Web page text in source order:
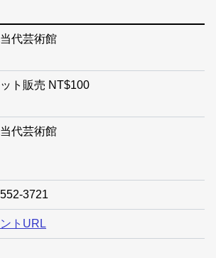
代芸術館
ト販売 NT$100
代芸術館
3721
トURL